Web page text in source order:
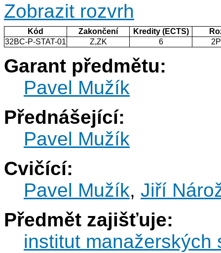
Zobrazit rozvrh
Kód Zakončení Kredity (ECTS)
32BC-P-STAT-01
Z,ZK 6
Garant předmětu:
Pavel Mužík
Přednášející:
Pavel Mužík
Cvičící:
Pavel Mužík, Jiří
Předmět zajišťuje:
institut manažerských